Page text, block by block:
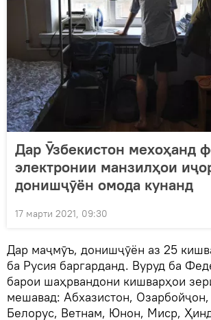
Дар Ӯзбекистон мехоҳанд
электронии манзилҳои
донишҷӯён омода кунанд
17 марти 2021, 09:30
Дар маҷмӯъ, донишҷӯён аз 25
ба Русия баргарданд. Вуруд ба
барои шаҳрвандони кишварҳои
мешавад: Абхазистон,
Белорус, Ветнам, Юнон, Миср,